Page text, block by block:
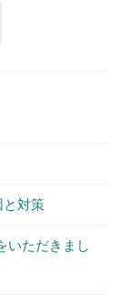
と対策
いただきまし